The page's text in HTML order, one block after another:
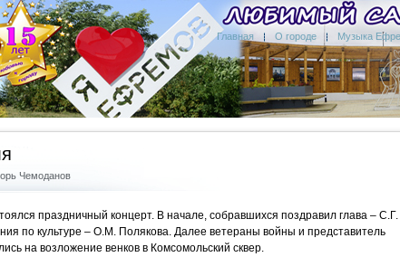
Главная О городе Музыка
Чемоданов
праздничный концерт. В начале, собравшихся поздравил глава – С.Г.
по культуре – О.М. Полякова. Далее ветераны войны и представитель
на возложение венков в Комсомольский сквер.